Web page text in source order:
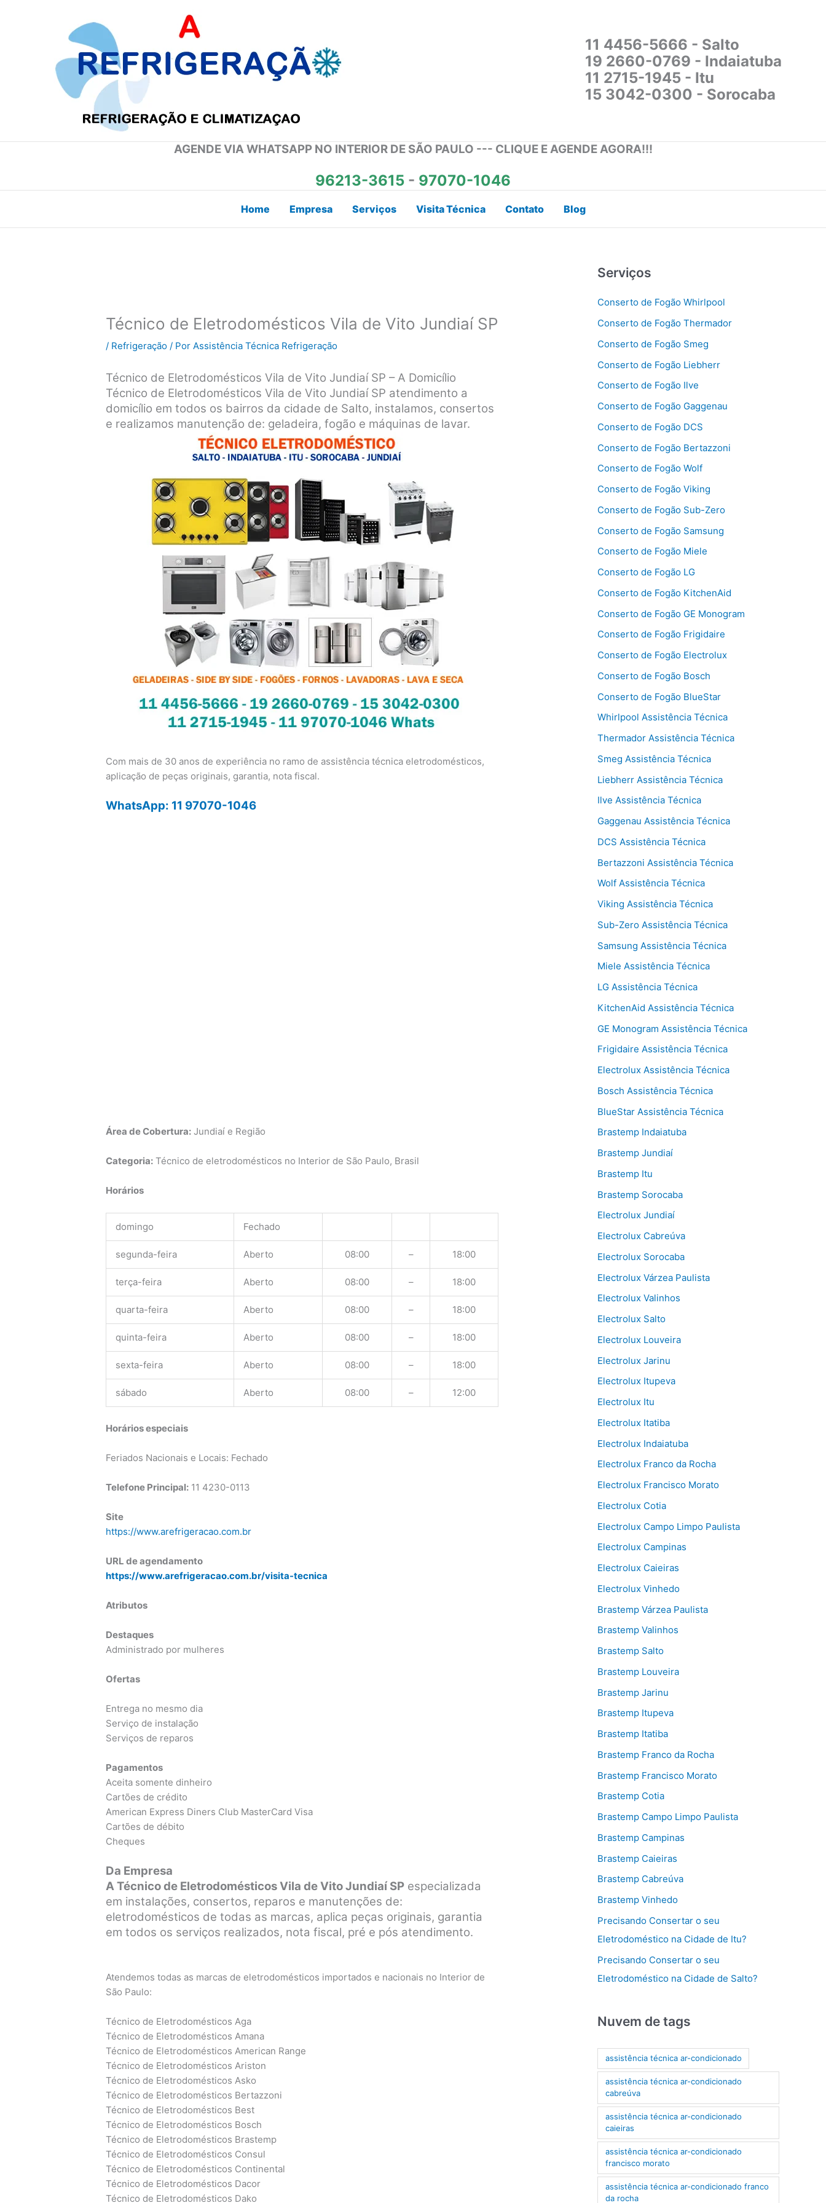
11 4456-5666 - Salto
19 2660-0769 - Indaiatuba
11 2715-1945 - Itu
15 3042-0300 - Sorocaba
AGENDE VIA WHATSAPP NO INTERIOR DE SÃO PAULO --- CLIQUE E AGENDE AGORA!!!
96213-3615 - 97070-1046
Home Empresa Serviços Visita Técnica Contato Blog
Técnico de Eletrodomésticos Vila de Vito Jundiaí SP
/ Refrigeração / PorAssistência Técnica Refrigeração
Técnico de Eletrodomésticos Vila de Vito Jundiaí SP – A Domicílio
Técnico de Eletrodomésticos Vila de Vito Jundiaí SP atendimento a
domicílio em todos os bairros da cidade de Salto, instalamos, consertos
e realizamos manutenção de: geladeira, fogão e máquinas de lavar.
Com mais de 30 anos de experiência no ramo de assistência técnica eletrodomésticos,
aplicação de peças originais, garantia, nota fiscal.
WhatsApp: 11 97070-1046
Área de Cobertura: Jundiaí e Região
Categoria: Técnico de eletrodomésticos no Interior de São Paulo, Brasil
Horários
domingo Fechado
segunda-feira Aberto 08:00 – 18:00
terça-feira Aberto 08:00 – 18:00
quarta-feira Aberto 08:00 – 18:00
quinta-feira Aberto 08:00 – 18:00
sexta-feira Aberto 08:00 – 18:00
sábado Aberto 08:00 – 12:00
Horários especiais
Feriados Nacionais e Locais: Fechado
Telefone Principal: 11 4230-0113
Site
https://www.arefrigeracao.com.br
URL de agendamento
https://www.arefrigeracao.com.br/visita-tecnica
Atributos
Destaques
Administrado por mulheres
Ofertas
Entrega no mesmo dia
Serviço de instalação
Serviços de reparos
Pagamentos
Aceita somente dinheiro
Cartões de crédito
American Express Diners Club MasterCard Visa
Cartões de débito
Cheques
Da Empresa
A Técnico de Eletrodomésticos Vila de Vito Jundiaí SP especializada
em instalações, consertos, reparos e manutenções de:
eletrodomésticos de todas as marcas, aplica peças originais, garantia
em todos os serviços realizados, nota fiscal, pré e pós atendimento.
Atendemos todas as marcas de eletrodomésticos importados e nacionais no Interior de
São Paulo:
Técnico de Eletrodomésticos Aga
Técnico de Eletrodomésticos Amana
Técnico de Eletrodomésticos American Range
Técnico de Eletrodomésticos Ariston
Técnico de Eletrodomésticos Asko
Técnico de Eletrodomésticos Bertazzoni
Técnico de Eletrodomésticos Best
Técnico de Eletrodomésticos Bosch
Técnico de Eletrodomésticos Brastemp
Técnico de Eletrodomésticos Consul
Técnico de Eletrodomésticos Continental
Técnico de Eletrodomésticos Dacor
Técnico de Eletrodomésticos Dako
Serviços
Conserto de Fogão Whirlpool
Conserto de Fogão Thermador
Conserto de Fogão Smeg
Conserto de Fogão Liebherr
Conserto de Fogão Ilve
Conserto de Fogão Gaggenau
Conserto de Fogão DCS
Conserto de Fogão Bertazzoni
Conserto de Fogão Wolf
Conserto de Fogão Viking
Conserto de Fogão Sub-Zero
Conserto de Fogão Samsung
Conserto de Fogão Miele
Conserto de Fogão LG
Conserto de Fogão KitchenAid
Conserto de Fogão GE Monogram
Conserto de Fogão Frigidaire
Conserto de Fogão Electrolux
Conserto de Fogão Bosch
Conserto de Fogão BlueStar
Whirlpool Assistência Técnica
Thermador Assistência Técnica
Smeg Assistência Técnica
Liebherr Assistência Técnica
Ilve Assistência Técnica
Gaggenau Assistência Técnica
DCS Assistência Técnica
Bertazzoni Assistência Técnica
Wolf Assistência Técnica
Viking Assistência Técnica
Sub-Zero Assistência Técnica
Samsung Assistência Técnica
Miele Assistência Técnica
LG Assistência Técnica
KitchenAid Assistência Técnica
GE Monogram Assistência Técnica
Frigidaire Assistência Técnica
Electrolux Assistência Técnica
Bosch Assistência Técnica
BlueStar Assistência Técnica
Brastemp Indaiatuba
Brastemp Jundiaí
Brastemp Itu
Brastemp Sorocaba
Electrolux Jundiaí
Electrolux Cabreúva
Electrolux Sorocaba
Electrolux Várzea Paulista
Electrolux Valinhos
Electrolux Salto
Electrolux Louveira
Electrolux Jarinu
Electrolux Itupeva
Electrolux Itu
Electrolux Itatiba
Electrolux Indaiatuba
Electrolux Franco da Rocha
Electrolux Francisco Morato
Electrolux Cotia
Electrolux Campo Limpo Paulista
Electrolux Campinas
Electrolux Caieiras
Electrolux Vinhedo
Brastemp Várzea Paulista
Brastemp Valinhos
Brastemp Salto
Brastemp Louveira
Brastemp Jarinu
Brastemp Itupeva
Brastemp Itatiba
Brastemp Franco da Rocha
Brastemp Francisco Morato
Brastemp Cotia
Brastemp Campo Limpo Paulista
Brastemp Campinas
Brastemp Caieiras
Brastemp Cabreúva
Brastemp Vinhedo
Precisando Consertar o seu
Eletrodoméstico na Cidade de Itu?
Precisando Consertar o seu
Eletrodoméstico na Cidade de Salto?
Nuvem de tags
assistência técnica ar-condicionado
assistência técnica ar-condicionado
cabreúva
assistência técnica ar-condicionado
caieiras
assistência técnica ar-condicionado
francisco morato
assistência técnica ar-condicionado franco
da rocha